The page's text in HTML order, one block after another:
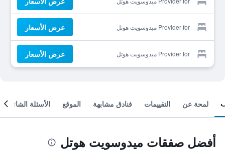
Provider for ميدوسويت هوتل عرض الأسعار
Provider for ميدوسويت هوتل عرض الأسعار
لمحة عن التقييمات فنادق مشابهة الموقع الأسئلة الشائعة
أفضل صفقات ميدوسويت هوتل